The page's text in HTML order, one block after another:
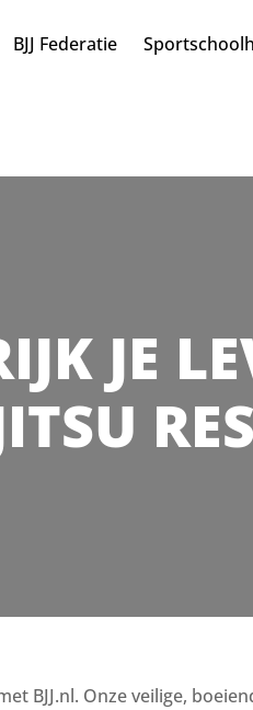
BJJ Federatie
JE
BJJ.nl. Onze veilige,